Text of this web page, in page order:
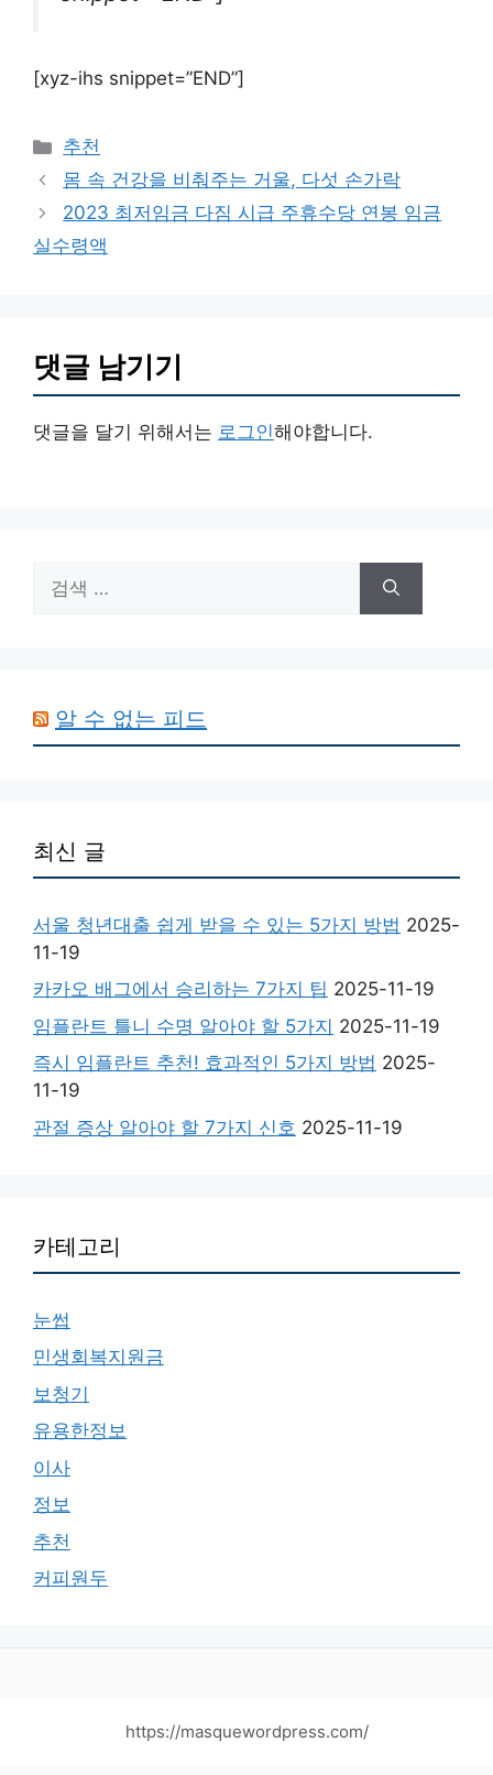
[xyz-ihs snippet=”END”]
카
테
리
추천
몸 속 건강을 비춰주는 거울, 다섯 손가락
2023 최저임금 다짐 시급 주휴수당 연봉 임금
실수령액
댓글 남기기
댓글을 달기 위해서는 로그인해야합니다.
색:
알 수 없는 피드
최신 글
서울 청년대출 쉽게 받을 수 있는 5가지 방법 2025-
11-19
카카오 배그에서 승리하는 7가지 팁 2025-11-19
임플란트 틀니 수명 알아야 할 5가지 2025-11-19
즉시 임플란트 추천! 효과적인 5가지 방법 2025-
11-19
관절 증상 알아야 할 7가지 신호 2025-11-19
카테고리
눈썹
민생회복지원금
보청기
유용한정보
이사
정보
추천
커피원두
https://masquewordpress.com/